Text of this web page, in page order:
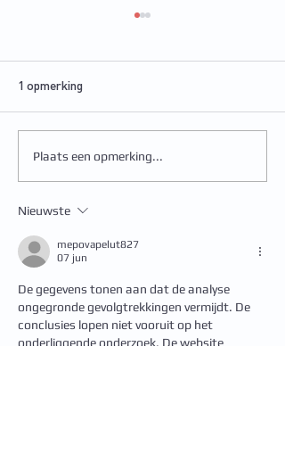
Ben je in de afgelopen 5
jaar in Nederland
ervaring!
1 opmerking
Plaats een opmerking...
Nieuwste
mepovapelut827
07 jun
De gegevens tonen aan dat de analyse
ongegronde gevolgtrekkingen vermijdt. De
conclusies lopen niet vooruit op het
onderliggende onderzoek. De website